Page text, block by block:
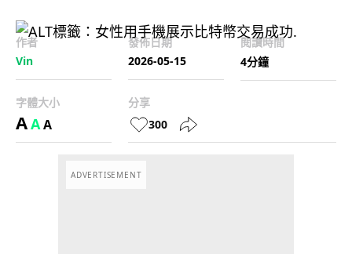
作者
Vin
發佈日期
2026-05-15
閱讀時間
4分鐘
字體大小
AAA
分享
300
ADVERTISEMENT